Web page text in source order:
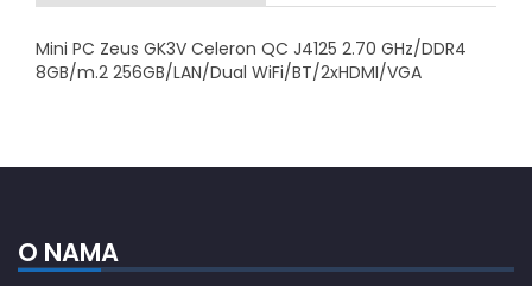
Mini PC Zeus GK3V Celeron QC J4125 2.70 GHz/DDR4
8GB/m.2 256GB/LAN/Dual WiFi/BT/2xHDMI/VGA
O NAMA